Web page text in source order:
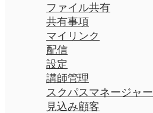
設定
ファイル共有
スクパスマネージャー
配信
マイリンク
講師管理
見込み顧客
共有事項